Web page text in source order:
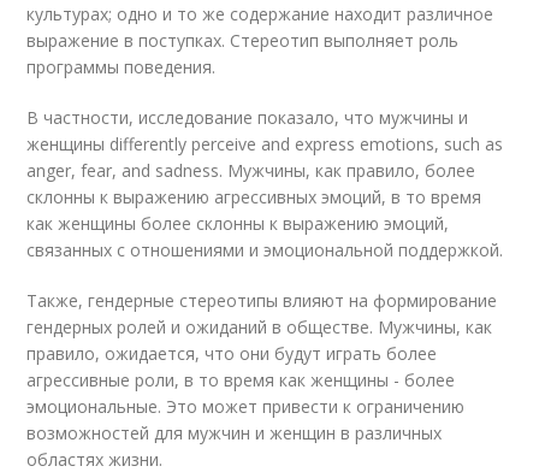
культурах; одно и то же содержание находит различное
выражение в поступках. Стереотип выполняет роль
программы поведения.
В частности, исследование показало, что мужчины и
женщины differently perceive and express emotions, such as
anger, fear, and sadness. Мужчины, как правило, более
склонны к выражению агрессивных эмоций, в то время
как женщины более склонны к выражению эмоций,
связанных с отношениями и эмоциональной поддержкой.
Также, гендерные стереотипы влияют на формирование
гендерных ролей и ожиданий в обществе. Мужчины, как
правило, ожидается, что они будут играть более
агрессивные роли, в то время как женщины - более
эмоциональные. Это может привести к ограничению
возможностей для мужчин и женщин в различных
областях жизни.